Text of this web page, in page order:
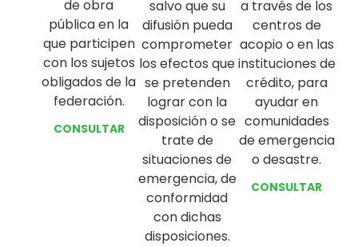
de obra
pública en la
que participen
con los sujetos
obligados de la
federación.
CONSULTAR
salvo que su
difusión pueda
comprometer
los efectos que
se pretenden
lograr con la
disposición o se
trate de
situaciones de
emergencia, de
conformidad
con dichas
disposiciones.
a través de los
centros de
acopio o en las
instituciones de
crédito, para
ayudar en
comunidades
de emergencia
o desastre.
CONSULTAR